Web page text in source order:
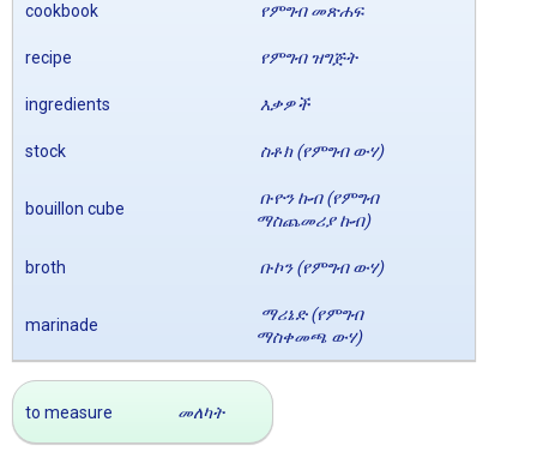
cookbook የምግብ መጽሐፍ
recipe የምግብ ዝግጅት
ingredients እቃዎች
stock ስቶክ (የምግብ ውሃ)
bouillon cube
ቡዮን ኩብ (የምግብ
ማስጨመሪያ ኩብ)
broth ቡኮን (የምግብ ውሃ)
marinade
ማሪኔድ (የምግብ
ማስቀመጫ ውሃ)
to measure መለካት